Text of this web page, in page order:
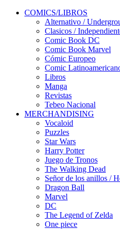
COMICS/LIBROS
Alternativo /
Clasicos /
Comic Book DC
Comic Book Marvel
Cómic Europeo
Comic
Libros
Manga
Revistas
Tebeo Nacional
MERCHANDISING
Vocaloid
Puzzles
Star Wars
Harry Potter
Juego de Tronos
The Walking Dead
Señor de los anillos /
Dragon Ball
Marvel
DC
The Legend of Zelda
One piece